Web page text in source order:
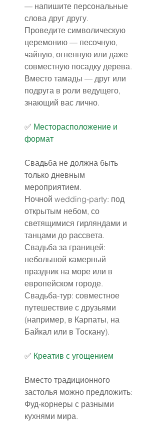
— напишите персональные
слова друг другу.
Проведите символическую
церемонию — песочную,
чайную, огненную или даже
совместную посадку дерева.
Вместо тамады — друг или
подруга в роли ведущего,
знающий вас лично.
✅️ Месторасположение и
формат
Свадьба не должна быть
только дневным
мероприятием.
Ночной wedding-party: под
открытым небом, со
светящимися гирляндами и
танцами до рассвета.
Свадьба за границей:
небольшой камерный
праздник на море или в
европейском городе.
Свадьба-тур: совместное
путешествие с друзьями
(например, в Карпаты, на
Байкал или в Тоскану).
✅️ Креатив с угощением
Вместо традиционного
застолья можно предложить:
Фуд-корнеры с разными
кухнями мира.